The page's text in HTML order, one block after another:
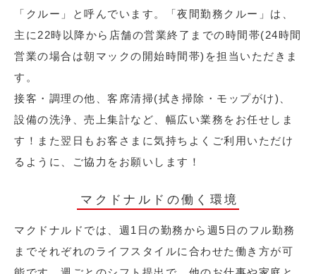
「クルー」と呼んでいます。「夜間勤務クルー」は、
主に22時以降から店舗の営業終了までの時間帯(24時間
営業の場合は朝マックの開始時間帯)を担当いただきま
す。
接客・調理の他、客席清掃(拭き掃除・モップがけ)、
設備の洗浄、売上集計など、幅広い業務をお任せしま
す！また翌日もお客さまに気持ちよくご利用いただけ
るように、ご協力をお願いします！
マクドナルドの働く環境
マクドナルドでは、週1日の勤務から週5日のフル勤務
までそれぞれのライフスタイルに合わせた働き方が可